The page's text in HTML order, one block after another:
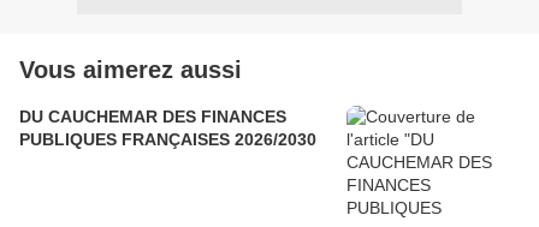
Vous aimerez aussi
DU CAUCHEMAR DES FINANCES
PUBLIQUES FRANÇAISES 2026/2030